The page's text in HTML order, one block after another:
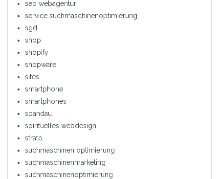
seo webagentur
service suchmaschinenoptimierung
sgd
shop
shopify
shopware
sites
smartphone
smartphones
spandau
spirituelles webdesign
strato
suchmaschinen optimierung
suchmaschinenmarketing
suchmaschinenoptimierung